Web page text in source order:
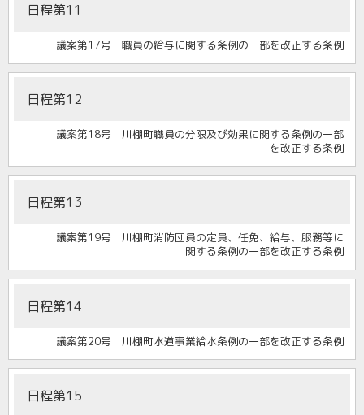
日程第11
議案第17号 職員の給与に関する条例の一部を改正する条例
日程第12
議案第18号 川棚町職員の分限及び効果に関する条例の一部
を改正する条例
日程第13
議案第19号 川棚町消防団員の定員、任免、給与、服務等に
関する条例の一部を改正する条例
日程第14
議案第20号 川棚町水道事業給水条例の一部を改正する条例
日程第15